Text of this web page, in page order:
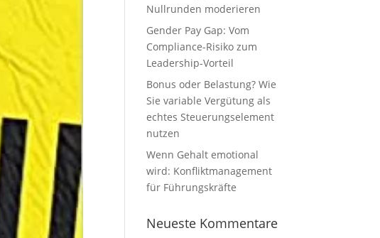
Nullrunden moderieren
Gender Pay Gap: Vom
Compliance-Risiko zum
Leadership-Vorteil
Bonus oder Belastung? Wie
Sie variable Vergütung als
echtes Steuerungselement
nutzen
Wenn Gehalt emotional
wird: Konfliktmanagement
für Führungskräfte
Neueste Kommentare